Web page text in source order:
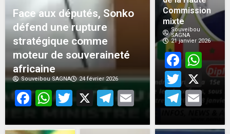
Face aux députés, Sonko
défend une rupture
stratégique comme
moteur de souveraineté
africaine
Souveibou SAGNA 24 février 2026
Facebook
WhatsApp
Twitter
X Telegram
Email
Commission
mixte
Souveibou
SAGNA
21 janvier 2026
X